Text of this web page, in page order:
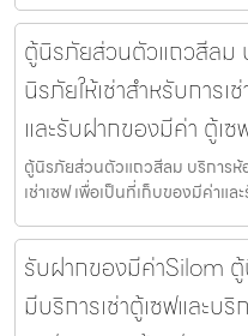
ตู้นิรภัยส่วนตัวแถวสีลม
นิรภัยให้เช่าสำหรับการเ
และรับฝากของมีค่า ตู้เ
ตู้นิรภัยส่วนตัวแถวสีลม บริการห้
เช่าเซฟ เพื่อเป็นที่เก็บของมีค่าแ
รับฝากของมีค่าSilom
มีบริการเช่าตู้เซฟและบ